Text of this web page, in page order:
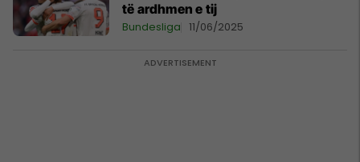
të ardhmen e tij
Bundesliga 11/06/2025